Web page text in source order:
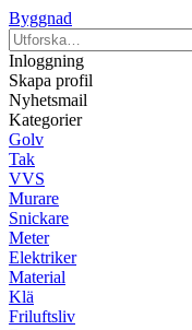
Byggnad
Inloggning
Skapa profil
Nyhetsmail
Kategorier
Golv
Tak
VVS
Murare
Snickare
Meter
Elektriker
Material
Klä
Friluftsliv